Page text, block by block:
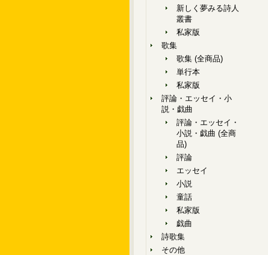
新しく夢みる詩人
叢書
私家版
歌集
歌集 (全商品)
単行本
私家版
評論・エッセイ・小
説・戯曲
評論・エッセイ・
小説・戯曲 (全商
品)
評論
エッセイ
小説
童話
私家版
戯曲
詩歌集
その他